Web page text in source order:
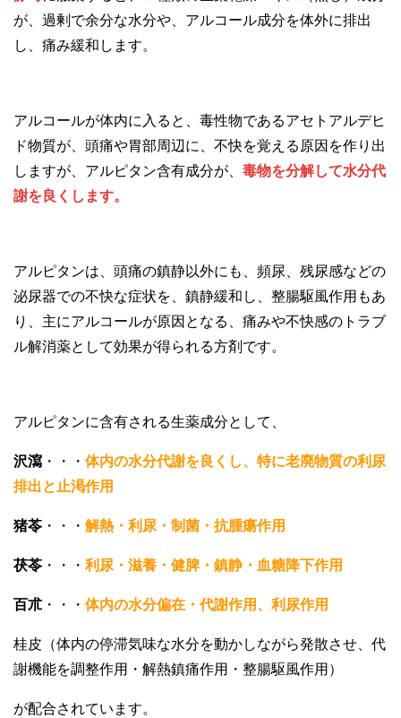
が、過剰で余分な水分や、アルコール成分を体外に排出
し、痛み緩和します。
アルコールが体内に入ると、毒性物であるアセトアルデヒ
ド物質が、頭痛や胃部周辺に、不快を覚える原因を作り出
しますが、アルピタン含有成分が、 毒物を分解して水分代
謝を良くします。
アルピタンは、頭痛の鎮静以外にも、頻尿、残尿感などの
泌尿器での不快な症状を、鎮静緩和し、整腸駆風作用もあ
り、主にアルコールが原因となる、痛みや不快感のトラブ
ル解消薬として効果が得られる方剤です。
アルピタンに含有される生薬成分として、
沢瀉 ・・・ 体内の水分代謝を良くし、特に老廃物質の利尿
排出と止渇作用
猪苓 ・・・ 解熱・利尿・制菌・抗腫瘍作用
茯苓 ・・・ 利尿・滋養・健脾・鎮静・血糖降下作用
百朮 ・・・ 体内の水分偏在・代謝作用、利尿作用
桂皮（体内の停滞気味な水分を動かしながら発散させ、代
謝機能を調整作用・解熱鎮痛作用・整腸駆風作用）
が配合されています。